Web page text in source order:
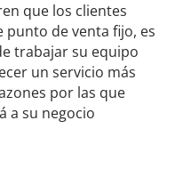
que los clientes
punto de venta fijo, es
trabajar su equipo
un servicio más
por las que
a su negocio